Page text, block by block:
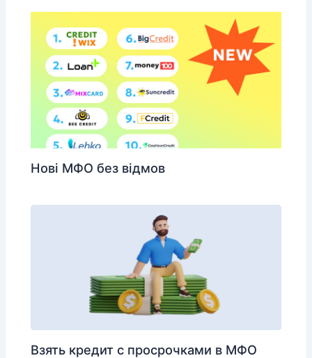
Нові МФО без відмов
Взять кредит с просрочками в МФО